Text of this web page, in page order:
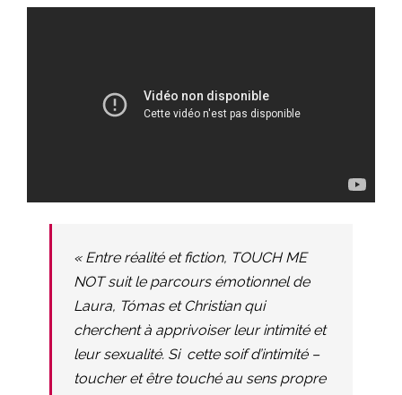
« Entre réalité et fiction, TOUCH ME
NOTsuit le parcours émotionnel de
Laura, Tómas et Christian qui
cherchent à apprivoiser leur intimité et
leur sexualité. Si cette soif d’intimité –
toucher et être touché au sens propre